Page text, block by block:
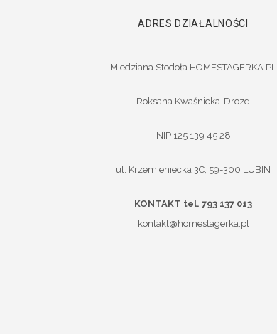
ADRES DZIAŁALNOŚCI
Miedziana Stodoła HOMESTAGERKA.PL
Roksana Kwaśnicka-Drozd
NIP 125 139 45 28
ul. Krzemieniecka 3C, 59-300 LUBIN
KONTAKT tel. 793 137 013
kontakt@homestagerka.pl